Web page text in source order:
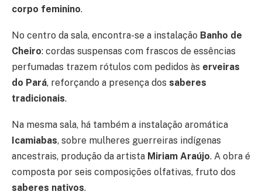
corpo feminino.
No centro da sala, encontra-se a instalação Banho de
Cheiro: cordas suspensas com frascos de essências
perfumadas trazem rótulos com pedidos às erveiras
do Pará, reforçando a presença dos saberes
tradicionais.
Na mesma sala, há também a instalação aromática
Icamiabas, sobre mulheres guerreiras indígenas
ancestrais, produção da artista Miriam Araújo. A obra é
composta por seis composições olfativas, fruto dos
saberes nativos.